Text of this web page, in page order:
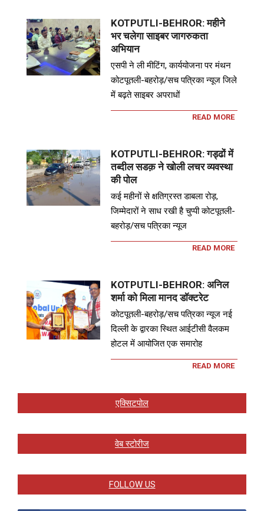
KOTPUTLI-BEHROR: महीने
भर चलेगा साइबर जागरुकता
अभियान
एसपी ने ली मीटिंग, कार्ययोजना पर मंथन
कोटपूतली-बहरोड़/सच पत्रिका न्यूज जिले
में बढ़ते साइबर अपराधों
READ MORE
KOTPUTLI-BEHROR: गड्ढों में
तब्दील सडक़ ने खोली लचर व्यवस्था
की पोल
कई महीनों से क्षतिग्रस्त डाबला रोड़,
जिम्मेदारों ने साध रखी है चुप्पी कोटपूतली-
बहरोड़/सच पत्रिका न्यूज
READ MORE
KOTPUTLI-BEHROR: अनिल
शर्मा को मिला मानद डॉक्टरेट
कोटपूतली-बहरोड़/सच पत्रिका न्यूज नई
दिल्ली के द्वारका स्थित आईटीसी वैलकम
होटल में आयोजित एक समारोह
READ MORE
एक्सिटपोल
वेब स्टोरीज
FOLLOW US